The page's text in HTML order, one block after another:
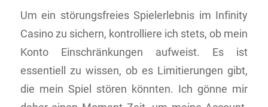
Um ein störungsfreies Spielerlebnis im Infinity
Casino zu sichern, kontrolliere ich stets, ob mein
Konto Einschränkungen aufweist. Es ist
essentiell zu wissen, ob es Limitierungen gibt,
die mein Spiel stören könnten. Ich gönne mir